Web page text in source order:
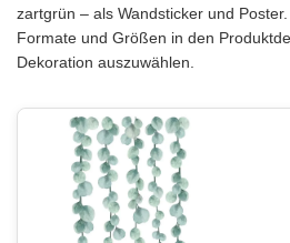
zartgrün – als Wandsticker und
Formate und Größen in den
Dekoration auszuwählen.